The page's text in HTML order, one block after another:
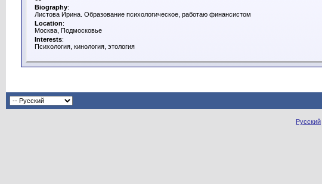
Biography:
Листова Ирина. Образование психологическое, работаю финансистом
Location:
Москва, Подмосковье
Interests:
Психология, кинология, этология
Русский